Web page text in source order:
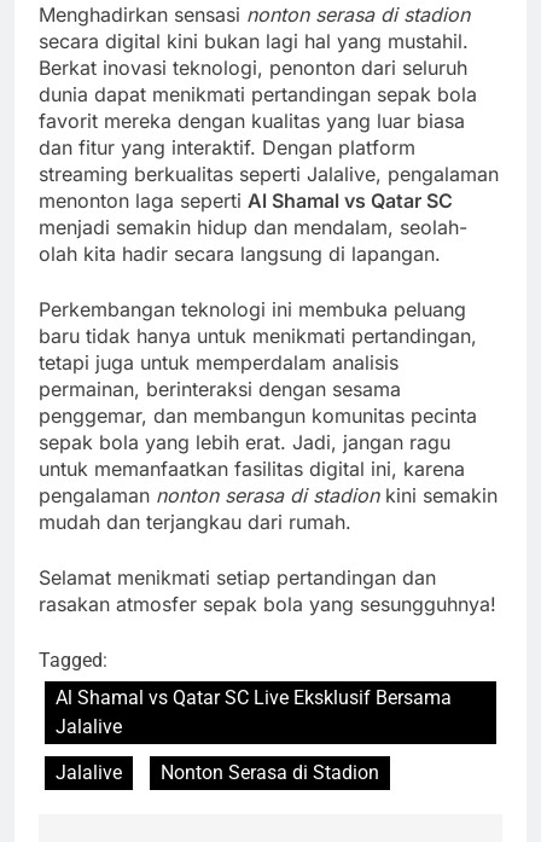
Menghadirkan sensasi nonton serasa di stadion
secara digital kini bukan lagi hal yang mustahil.
Berkat inovasi teknologi, penonton dari seluruh
dunia dapat menikmati pertandingan sepak bola
favorit mereka dengan kualitas yang luar biasa
dan fitur yang interaktif. Dengan platform
streaming berkualitas seperti Jalalive, pengalaman
menonton laga seperti Al Shamal vs Qatar SC
menjadi semakin hidup dan mendalam, seolah-
olah kita hadir secara langsung di lapangan.
Perkembangan teknologi ini membuka peluang
baru tidak hanya untuk menikmati pertandingan,
tetapi juga untuk memperdalam analisis
permainan, berinteraksi dengan sesama
penggemar, dan membangun komunitas pecinta
sepak bola yang lebih erat. Jadi, jangan ragu
untuk memanfaatkan fasilitas digital ini, karena
pengalaman nonton serasa di stadionkini semakin
mudah dan terjangkau dari rumah.
Selamat menikmati setiap pertandingan dan
rasakan atmosfer sepak bola yang sesungguhnya!
Tagged:
Al Shamal vs Qatar SC Live Eksklusif Bersama
Jalalive
Jalalive
Nonton Serasa di Stadion